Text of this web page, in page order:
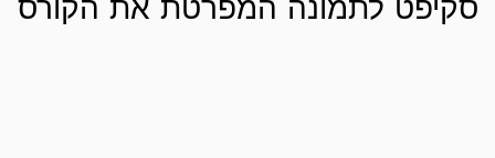
סקיפט לתמונה המפרטת את הקורס